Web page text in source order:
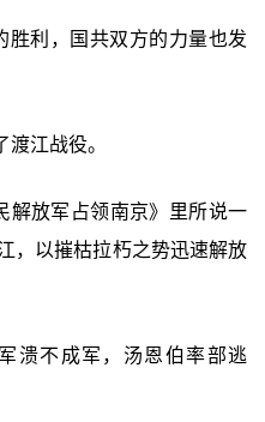
胜利，国共双方的力量也发
江战役。
解放军占领南京》里所说一
，以摧枯拉朽之势迅速解放
溃不成军，汤恩伯率部逃